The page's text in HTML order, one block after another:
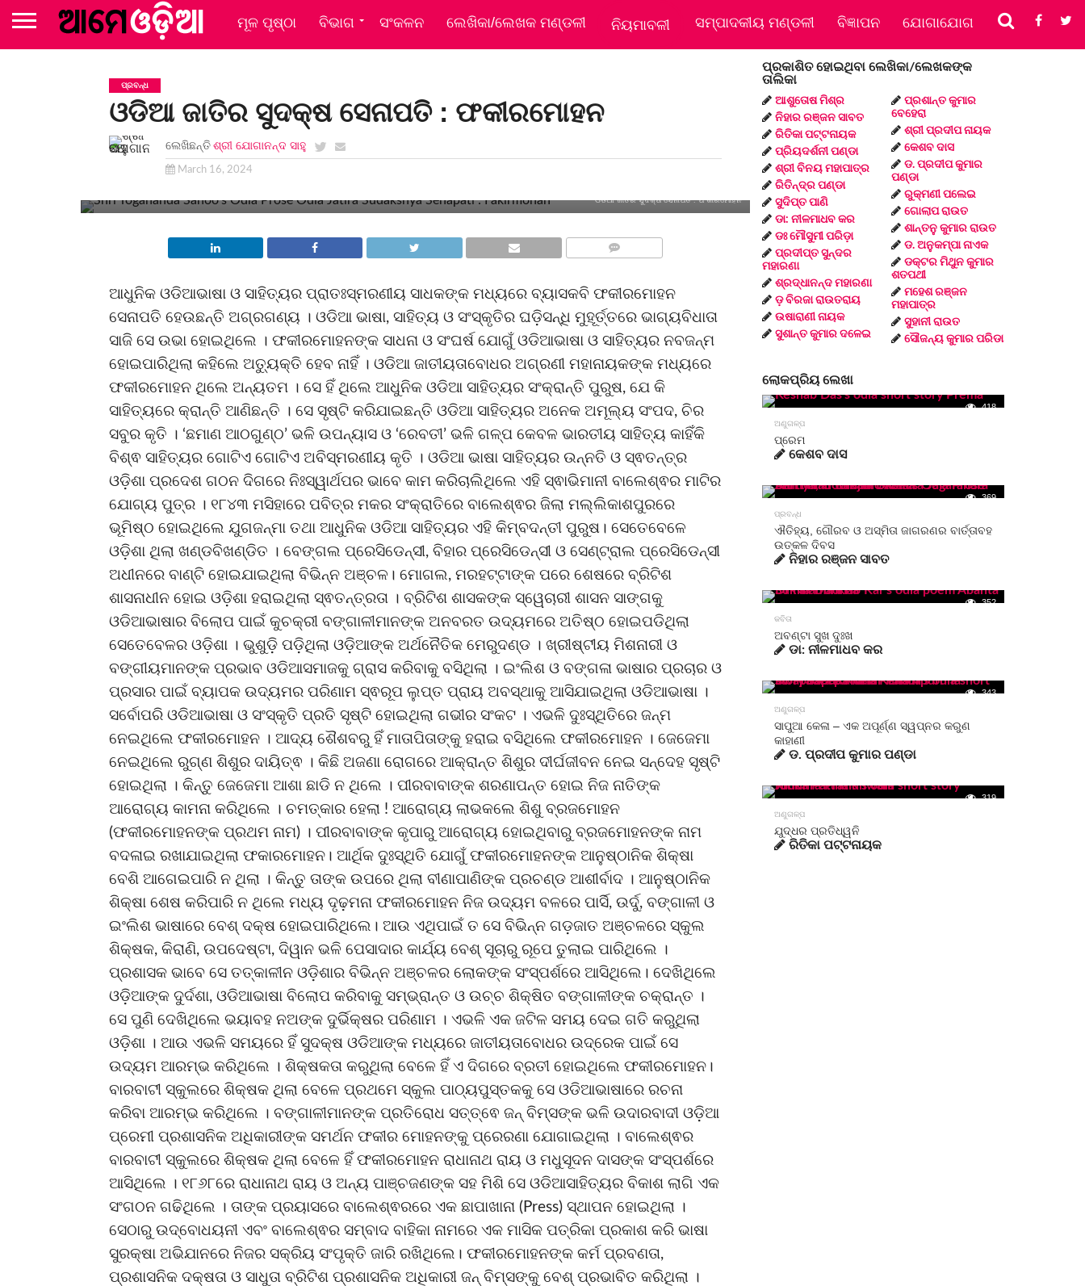
ମୂଳ ପୃଷ୍ଠା ବିଭାଗ ସଂକଳନ ଲେଖିକା/ଲେଖକ ମଣ୍ଡଳୀ ନିୟମାବଳୀ ସମ୍ପାଦକୀୟ ମଣ୍ଡଳୀ ବିଜ୍ଞାପନ ଯୋଗାଯୋଗ
ପ୍ରବନ୍ଧ
ଓଡିଆ ଜାତିର ସୁଦକ୍ଷ ସେନାପତି : ଫକୀରମୋହନ
ଲେଖିଛନ୍ତି ଶ୍ରୀ ଯୋଗାନନ୍ଦ ସାହୁ
March 16, 2024
ଆନୁଷ୍ଠାନିକ ଶିକ୍ଷା ଶେଷ କରିପାରି ନ ଥିଲେ ମଧ୍ୟ ଦୃଢ଼ମନା ଫକୀରମୋହନ ନିଜ
ଉଦ୍ୟମ ବଳରେ ପାର୍ସି, ଉର୍ଦୁ, ବଙ୍ଗାଳୀ ଓ ଇଂଲିଶ ଭାଷାରେ ବେଶ୍ ଦକ୍ଷ
ଓଡିଆ ଜାତିର ସୁଦକ୍ଷ ସେନାପତି : ଫକୀରମୋହନ
ଆଧୁନିକ ଓଡିଆଭାଷା ଓ ସାହିତ୍ୟର ପ୍ରାତଃସ୍ମରଣୀୟ ସାଧକଙ୍କ ମଧ୍ୟରେ ବ୍ୟାସକବି ଫକୀରମୋହନ
ସେନାପତି ହେଉଛନ୍ତି ଅଗ୍ରଗଣ୍ୟ । ଓଡିଆ ଭାଷା, ସାହିତ୍ୟ ଓ ସଂସ୍କୃତିର ଘଡ଼ିସନ୍ଧି ମୁହୂର୍ତ୍ତରେ ଭାଗ୍ୟବିଧାତା
ସାଜି ସେ ଉଭା ହୋଇଥିଲେ । ଫକୀରମୋହନଙ୍କ ସାଧନା ଓ ସଂଘର୍ଷ ଯୋଗୁଁ ଓଡିଆଭାଷା ଓ ସାହିତ୍ୟର ନବଜନ୍ମ
ହୋଇପାରିଥିଲା କହିଲେ ଅତ୍ୟୁକ୍ତି ହେବ ନାହିଁ । ଓଡିଆ ଜାତୀୟତାବୋଧର ଅଗ୍ରଣୀ ମହାନାୟକଙ୍କ ମଧ୍ୟରେ
ଫକୀରମୋହନ ଥିଲେ ଅନ୍ୟତମ । ସେ ହିଁ ଥିଲେ ଆଧୁନିକ ଓଡିଆ ସାହିତ୍ୟର ସଂକ୍ରାନ୍ତି ପୁରୁଷ, ଯେ କି
ସାହିତ୍ୟରେ କ୍ରାନ୍ତି ଆଣିଛନ୍ତି । ସେ ସୃଷ୍ଟି କରିଯାଇଛନ୍ତି ଓଡିଆ ସାହିତ୍ୟର ଅନେକ ଅମୂଲ୍ୟ ସଂପଦ, ଚିର
ସବୁର କୃତି । ‘ଛମାଣ ଆଠଗୁଣ୍ଠ’ ଭଳି ଉପନ୍ୟାସ ଓ ‘ରେବତୀ’ ଭଳି ଗଳ୍ପ କେବଳ ଭାରତୀୟ ସାହିତ୍ୟ କାହିଁକି
ବିଶ୍ଵ ସାହିତ୍ୟର ଗୋଟିଏ ଗୋଟିଏ ଅବିସ୍ମରଣୀୟ କୃତି । ଓଡିଆ ଭାଷା ସାହିତ୍ୟର ଉନ୍ନତି ଓ ସ୍ଵତନ୍ତ୍ର
ଓଡ଼ିଶା ପ୍ରଦେଶ ଗଠନ ଦିଗରେ ନିଃସ୍ୱାର୍ଥପର ଭାବେ କାମ କରିଚାଲିଥିଲେ ଏହି ସ୍ଵାଭିମାନୀ ବାଲେଶ୍ଵର ମାଟିର
ଯୋଗ୍ୟ ପୁତ୍ର । ୧୮୪୩ ମସିହାରେ ପବିତ୍ର ମକର ସଂକ୍ରାତିରେ ବାଲେଶ୍ଵର ଜିଲା ମଲ୍ଲିକାଶପୁରରେ
ଭୂମିଷ୍ଠ ହୋଇଥିଲେ ଯୁଗଜନ୍ମା ତଥା ଆଧୁନିକ ଓଡିଆ ସାହିତ୍ୟର ଏହି କିମ୍ବଦନ୍ତୀ ପୁରୁଷ। ସେତେବେଳେ
ଓଡ଼ିଶା ଥିଲା ଖଣ୍ଡବିଖଣ୍ଡିତ । ବେଙ୍ଗଲ ପ୍ରେସିଡେନ୍ସୀ, ବିହାର ପ୍ରେସିଡେନ୍ସୀ ଓ ସେଣ୍ଟ୍ରାଲ ପ୍ରେସିଡେନ୍ସୀ
ଅଧୀନରେ ବାଣ୍ଟି ହୋଇଯାଇଥିଲା ବିଭିନ୍ନ ଅଞ୍ଚଳ। ମୋଗଲ, ମରହଟ୍ଟାଙ୍କ ପରେ ଶେଷରେ ବ୍ରିଟିଶ
ଶାସନାଧୀନ ହୋଇ ଓଡ଼ିଶା ହରାଇଥିଲା ସ୍ଵତନ୍ତ୍ରତା । ବ୍ରିଟିଶ ଶାସକଙ୍କ ସ୍ୱେଚାରୀ ଶାସନ ସାଙ୍ଗକୁ
ଓଡିଆଭାଷାର ବିଲୋପ ପାଇଁ କୁଚକ୍ରୀ ବଙ୍ଗାଳୀମାନଙ୍କ ଅନବରତ ଉଦ୍ୟମରେ ଅତିଷ୍ଠ ହୋଇପଡିଥିଲା
ସେତେବେଳର ଓଡ଼ିଶା । ଭୁଶୁଡ଼ି ପଡ଼ିଥିଲା ଓଡ଼ିଆଙ୍କ ଅର୍ଥନୈତିକ ମେରୁଦଣ୍ଡ । ଖ୍ରୀଷ୍ଟୀୟ ମିଶନାରୀ ଓ
ବଙ୍ଗୀୟମାନଙ୍କ ପ୍ରଭାବ ଓଡିଆସମାଜକୁ ଗ୍ରାସ କରିବାକୁ ବସିଥିଲା । ଇଂଲିଶ ଓ ବଙ୍ଗଳା ଭାଷାର ପ୍ରଚାର ଓ
ପ୍ରସାର ପାଇଁ ବ୍ୟାପକ ଉଦ୍ୟମର ପରିଣାମ ସ୍ଵରୂପ ଲୁପ୍ତ ପ୍ରାୟ ଅବସ୍ଥାକୁ ଆସିଯାଇଥିଲା ଓଡିଆଭାଷା ।
ସର୍ବୋପରି ଓଡିଆଭାଷା ଓ ସଂସ୍କୃତି ପ୍ରତି ସୃଷ୍ଟି ହୋଇଥିଲା ଗଭୀର ସଂକଟ । ଏଭଳି ଦୁଃସ୍ଥିତିରେ ଜନ୍ମ
ନେଇଥିଲେ ଫକୀରମୋହନ । ଆଦ୍ୟ ଶୈଶବରୁ ହିଁ ମାତାପିତାଙ୍କୁ ହରାଇ ବସିଥିଲେ ଫକୀରମୋହ‌ନ । ଜେଜେମା
ନେଇଥିଲେ ରୁଗ୍‌ଣ ଶିଶୁର ଦାୟିତ୍ଵ । କିଛି ଅଜଣା ରୋଗରେ ଆକ୍ରାନ୍ତ ଶିଶୁର ଦୀର୍ଘଜୀବନ ନେଇ ସନ୍ଦେହ ସୃଷ୍ଟି
ହୋଇଥିଲା । କିନ୍ତୁ ଜେଜେମା ଆଶା ଛାଡି ନ ଥିଲେ । ପୀରବାବାଙ୍କ ଶରଣାପନ୍ତ ହୋଇ ନିଜ ନାତିଙ୍କ
ଆରୋଗ୍ୟ କାମନା କରିଥିଲେ । ଚମତ୍କାର ହେଲା ! ଆରୋଗ୍ୟ ଲାଭକଲେ ଶିଶୁ ବ୍ରଜମୋହନ
(ଫକୀରମୋହନଙ୍କ ପ୍ରଥମ ନାମ) । ପୀରବାବାଙ୍କ କୃପାରୁ ଆରୋଗ୍ୟ ହୋଇଥିବାରୁ ବ୍ରଜମୋହନଙ୍କ ନାମ
ବଦଳାଇ ରଖାଯାଇଥିଲା ଫକାରମୋହ‌ନ। ଆର୍ଥିକ ଦୁଃସ୍ଥିତି ଯୋଗୁଁ ଫକୀରମୋହନଙ୍କ ଆନୁଷ୍ଠାନିକ ଶିକ୍ଷା
ବେଶି ଆଗେଇପାରି ନ ଥିଲା । କିନ୍ତୁ ତାଙ୍କ ଉପରେ ଥିଲା ବୀଣାପାଣିଙ୍କ ପ୍ରଚଣ୍ଡ ଆଶୀର୍ବାଦ । ଆନୁଷ୍ଠାନିକ
ଶିକ୍ଷା ଶେଷ କରିପାରି ନ ଥିଲେ ମଧ୍ୟ ଦୃଢ଼ମନା ଫକୀରମୋହନ ନିଜ ଉଦ୍ୟମ ବଳରେ ପାର୍ସି, ଉର୍ଦୁ, ବଙ୍ଗାଳୀ ଓ
ଇଂଲିଶ ଭାଷାରେ ବେଶ୍ ଦକ୍ଷ ହୋଇପାରିଥିଲେ। ଆଉ ଏଥିପାଇଁ ତ ସେ ବିଭିନ୍ନ ଗଡ଼ଜାତ ଅଞ୍ଚଳରେ ସ୍କୁଲ
ଶିକ୍ଷକ, କିରାଣି, ଉପଦେଷ୍ଟା, ଦିୱାନ ଭଳି ପେସାଦାର କାର୍ଯ୍ୟ ବେଶ୍ ସୂଚାରୁ ରୂପେ ତୁଲାଇ ପାରିଥିଲେ ।
ପ୍ରଶାସକ ଭାବେ ସେ ତତ୍କାଳୀନ ଓଡ଼ିଶାର ବିଭିନ୍ନ ଅଞ୍ଚଳର ଲୋକଙ୍କ ସଂସ୍ପର୍ଶରେ ଆସିଥିଲେ। ଦେଖିଥିଲେ
ଓଡ଼ିଆଙ୍କ ଦୁର୍ଦଶା, ଓଡିଆଭାଷା ବିଲୋପ କରିବାକୁ ସମ୍ଭ୍ରାନ୍ତ ଓ ଉଚ୍ଚ ଶିକ୍ଷିତ ବଙ୍ଗାଳୀଙ୍କ ଚକ୍ରାନ୍ତ ।
ସେ ପୁଣି ଦେଖିଥିଲେ ଭୟାବହ ନଅଙ୍କ ଦୁର୍ଭିକ୍ଷର ପରିଣାମ । ଏଭଳି ଏକ ଜଟିଳ ସମୟ ଦେଇ ଗତି କରୁଥିଲା
ଓଡ଼ିଶା । ଆଉ ଏଭଳି ସମୟରେ ହିଁ ସୁଦକ୍ଷ ଓଡିଆଙ୍କ ମଧ୍ୟରେ ଜାତୀୟତାବୋଧର ଉଦ୍ରେକ ପାଇଁ ସେ
ଉଦ୍ୟମ ଆରମ୍ଭ କରିଥିଲେ । ଶିକ୍ଷକତା କରୁଥିଲା ବେଳେ ହିଁ ଏ ଦିଗରେ ବ୍ରତୀ ହୋଇଥିଲେ ଫକୀରମୋହନ।
ବାରବାଟୀ ସ୍କୁଲରେ ଶିକ୍ଷକ ଥିଲା ବେଳେ ପ୍ରଥମେ ସ୍କୁଲ ପାଠ୍ୟପୁସ୍ତକକୁ ସେ ଓଡିଆଭାଷାରେ ରଚନା
କରିବା ଆରମ୍ଭ କରିଥିଲେ । ବଙ୍ଗାଳୀମାନଙ୍କ ପ୍ରତିରୋଧ ସତ୍ତ୍ଵେ ଜନ୍ ବିମ୍ସଙ୍କ ଭଳି ଉଦାରବାଦୀ ଓଡ଼ିଆ
ପ୍ରେମୀ ପ୍ରଶାସନିକ ଅଧିକାରୀଙ୍କ ସମର୍ଥନ ଫକୀର ମୋହନଙ୍କୁ ପ୍ରେରଣା ଯୋଗାଇଥିଲା । ବାଲେଶ୍ଵର
ବାରବାଟୀ ସ୍କୁଲରେ ଶିକ୍ଷକ ଥିଲା ବେଳେ ହିଁ ଫକୀରମୋହନ ରାଧାନାଥ ରାୟ ଓ ମଧୁସୂଦନ ଦାସଙ୍କ ସଂସ୍ପର୍ଶରେ
ଆସିଥିଲେ । ୧୮୬୮ରେ ରାଧାନାଥ ରାୟ ଓ ଅନ୍ୟ ପାଞ୍ଚଜଣଙ୍କ ସ‌ହ ମିଶି ସେ ଓଡିଆସାହିତ୍ୟର ବିକାଶ ଲାଗି ଏକ
ସଂଗଠନ ଗଢିଥିଲେ । ତାଙ୍କ ପ୍ରୟାସରେ ବାଲେଶ୍ଵରରେ ଏକ ଛାପାଖାନା (Press) ସ୍ଥାପନ ହୋଇଥିଲା ।
ସେଠାରୁ ଉଦ୍ବୋଧୟନୀ ଏବଂ ବାଲେଶ୍ଵର ସମ୍ବାଦ ବାହିକା ନାମରେ ଏକ ମାସିକ ପତ୍ରିକା ପ୍ରକାଶ କରି ଭାଷା
ସୁରକ୍ଷା ଅଭିଯାନରେ ନିଜର ସକ୍ରିୟ ସଂପୃକ୍ତି ଜାରି ରଖିଥିଲେ। ଫକୀରମୋହନଙ୍କ କର୍ମ ପ୍ରବଣତା,
ପ୍ରଶାସନିକ ଦକ୍ଷତା ଓ ସାଧୁତା ବ୍ରିଟିଶ ପ୍ରଶାସନିକ ଅଧିକାରୀ ଜନ୍ ବିମ୍ସଙ୍କୁ ବେଶ୍ ପ୍ରଭାବିତ କରିଥିଲା ।
ପ୍ରକାଶିତ ହୋଇଥିବା ଲେଖିକା/ଲେଖକଙ୍କ
ତାଲିକା
ଆଶୁତୋଷ ମିଶ୍ର
ନିହାର ରଞ୍ଜନ ସାବତ
ରିତିକା ପଟ୍ଟନାୟକ
ପ୍ରିୟଦର୍ଶନୀ ପଣ୍ଡା
ଶ୍ରୀ ବିନୟ ମହାପାତ୍ର
ରିତିନ୍ଦ୍ର ପଣ୍ଡା
ସୁଦିପ୍ତ ପାଣି
ଡା: ନୀଳମାଧବ କର
ଡଃ ମୌସୁମୀ ପରିଡ଼ା
ପ୍ରଦୀପ୍ତ ସୁନ୍ଦର
ମହାରଣା
ଶ୍ରଦ୍ଧାନନ୍ଦ ମହାରଣା
ଡ଼ ବିରଜା ରାଉତରାୟ
ଉଷାରାଣୀ ନାୟକ
ସୁଶାନ୍ତ କୁମାର ଦଳେଇ
ପ୍ରଶାନ୍ତ କୁମାର
ବେହେରା
ଶ୍ରୀ ପ୍ରଦୀପ ନାୟକ
କେଶବ ଦାସ
ଡ. ପ୍ରଦୀପ କୁମାର
ପଣ୍ଡା
ରୁକ୍ମଣୀ ପଲେଇ
ଗୋଲାପ ରାଉତ
ଶାନ୍ତନୁ କୁମାର ରାଉତ
ଡ. ଅନୁକମ୍ପା ନାଏକ
ଡକ୍ଟର ମିଥୁନ କୁମାର
ଶତପଥୀ
ମହେଶ ରଞ୍ଜନ
ମହାପାତ୍ର
ସୁହାନୀ ରାଉତ
ସୌଜନ୍ୟ କୁମାର ପରିଡା
ଲୋକପ୍ରିୟ ଲେଖା
418
ଅଣୁଗଳ୍ପ
ପ୍ରେମ
କେଶବ ଦାସ
369
ପ୍ରବନ୍ଧ
ଐତିହ୍ୟ, ଗୌରବ ଓ ଅସ୍ମିତା ଜାଗରଣର ବାର୍ତ୍ତାବହ
ଉତ୍କଳ ଦିବସ
ନିହାର ରଞ୍ଜନ ସାବତ
352
କବିତା
ଅବଣ୍ଟା ସୁଖ ଦୁଃଖ
ଡା: ନୀଳମାଧବ କର
343
ଅଣୁଗଳ୍ପ
ସାପୁଆ କେଳା – ଏକ ଅପୂର୍ଣ୍ଣ ସ୍ୱପ୍ନର କରୁଣ
କାହାଣୀ
ଡ. ପ୍ରଦୀପ କୁମାର ପଣ୍ଡା
319
ଅଣୁଗଳ୍ପ
ଯୁଦ୍ଧର ପ୍ରତିଧ୍ୱନି
ରିତିକା ପଟ୍ଟନାୟକ